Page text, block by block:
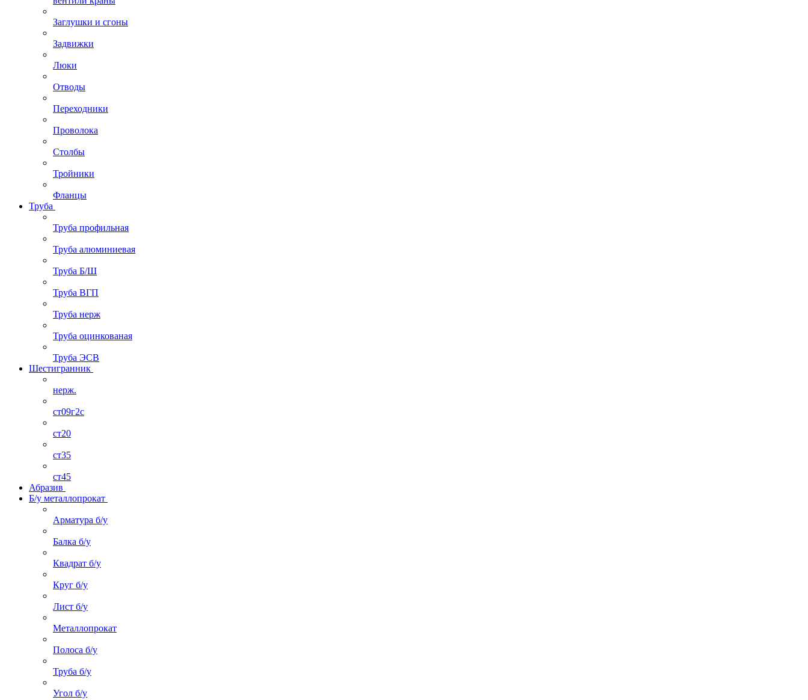
Заглушки и сгоны
Задвижки
Люки
Отводы
Переходники
Проволока
Столбы
Тройники
Фланцы
Труба
Труба профильная
Труба алюминиевая
Труба Б/Ш
Труба ВГП
Труба нерж
Труба оцинкованая
Труба ЭСВ
Шестигранник
нерж.
ст09г2с
ст20
ст35
ст45
Абразив
Б/у металлопрокат
Арматура б/у
Балка б/у
Квадрат б/у
Круг б/у
Лист б/у
Металлопрокат
Полоса б/у
Труба б/у
Угол б/у